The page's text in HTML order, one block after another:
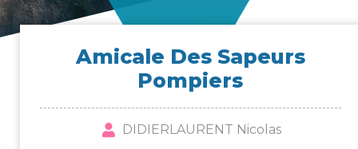
Ami­cale Des Sapeurs
Pompiers
DIDIERLAURENT Nicolas